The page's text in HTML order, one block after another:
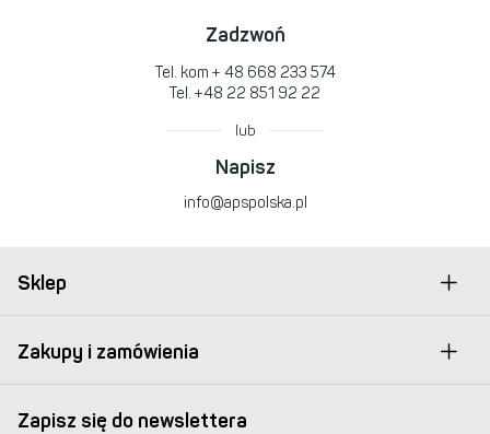
Zadzwoń
Tel. kom + 48 668 233 574
Tel. +48 22 851 92 22
lub
Napisz
info@apspolska.pl
Sklep
Zakupy i zamówienia
Zapisz się do newslettera